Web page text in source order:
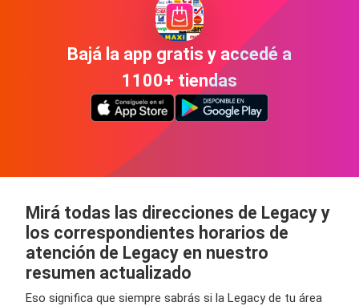
Bajá la app gratis y accedé a
1100+ tiendas
Mirá todas las direcciones de Legacy y
los correspondientes horarios de
atención de Legacy en nuestro
resumen actualizado
Eso significa que siempre sabrás si la Legacy de tu área